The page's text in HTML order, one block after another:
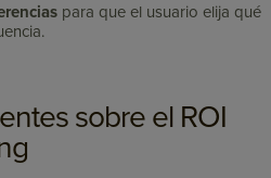
para que el usuario elija qué
sobre el ROI